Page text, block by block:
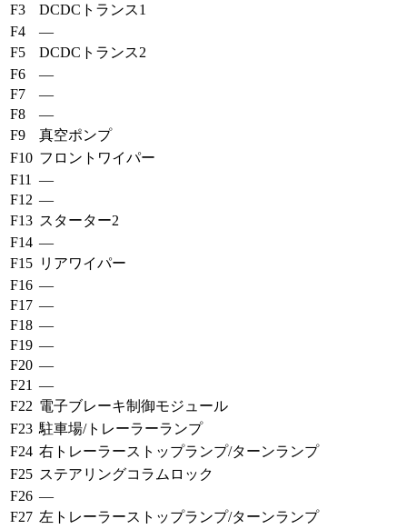
F3
DCDCトランス1
F4
—
F5
DCDCトランス2
F6
—
F7
—
F8
—
F9
真空ポンプ
F10 フロントワイパー
F11
—
F12 —
F13 スターター2
F14 —
F15 リアワイパー
F16 —
F17 —
F18 —
F19 —
F20 —
F21 —
F22 電子ブレーキ制御モジュール
F23 駐車場/トレーラーランプ
F24 右トレーラーストップランプ/ターンランプ
F25 ステアリングコラムロック
F26 —
F27 左トレーラーストップランプ/ターンランプ